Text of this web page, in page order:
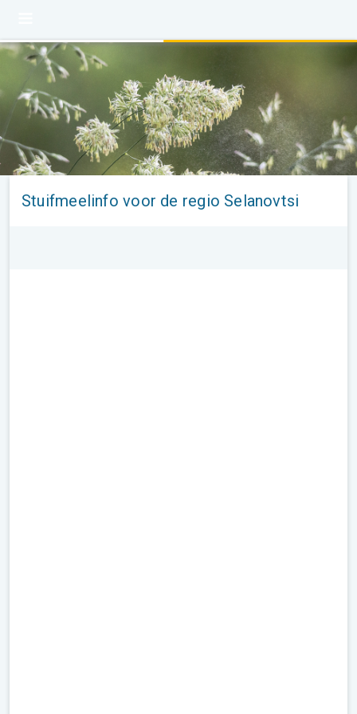
Stuifmeelinfo voor de regio Selanovtsi